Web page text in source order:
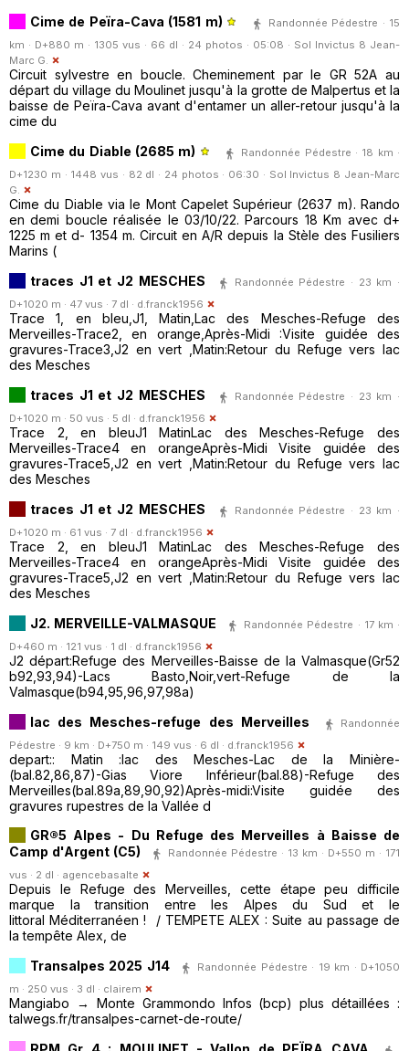
Cime de Peïra-Cava (1581 m)
Randonnée Pédestre · 15
km · D+880 m · 1305 vus · 66 dl · 24 photos · 05:08 · Sol Invictus 8 Jean-
Marc G.
Circuit sylvestre en boucle. Cheminement par le GR 52A au
départ du village du Moulinet jusqu'à la grotte de Malpertus et la
baisse de Peïra-Cava avant d'entamer un aller-retour jusqu'à la
cime du
Cime du Diable (2685 m)
Randonnée Pédestre · 18 km ·
D+1230 m · 1448 vus · 82 dl · 24 photos · 06:30 · Sol Invictus 8 Jean-Marc
G.
Cime du Diable via le Mont Capelet Supérieur (2637 m). Rando
en demi boucle réalisée le 03/10/22. Parcours 18 Km avec d+
1225 m et d- 1354 m. Circuit en A/R depuis la Stèle des Fusiliers
Marins (
traces J1 et J2 MESCHES
Randonnée Pédestre · 23 km ·
D+1020 m · 47 vus · 7 dl · d.franck1956
Trace 1, en bleu,J1, Matin,Lac des Mesches-Refuge des
Merveilles-Trace2, en orange,Après-Midi :Visite guidée des
gravures-Trace3,J2 en vert ,Matin:Retour du Refuge vers lac
des Mesches
traces J1 et J2 MESCHES
Randonnée Pédestre · 23 km ·
D+1020 m · 50 vus · 5 dl · d.franck1956
Trace 2, en bleuJ1 MatinLac des Mesches-Refuge des
Merveilles-Trace4 en orangeAprès-Midi Visite guidée des
gravures-Trace5,J2 en vert ,Matin:Retour du Refuge vers lac
des Mesches
traces J1 et J2 MESCHES
Randonnée Pédestre · 23 km ·
D+1020 m · 61 vus · 7 dl · d.franck1956
Trace 2, en bleuJ1 MatinLac des Mesches-Refuge des
Merveilles-Trace4 en orangeAprès-Midi Visite guidée des
gravures-Trace5,J2 en vert ,Matin:Retour du Refuge vers lac
des Mesches
J2. MERVEILLE-VALMASQUE
Randonnée Pédestre · 17 km ·
D+460 m · 121 vus · 1 dl · d.franck1956
J2 départ:Refuge des Merveilles-Baisse de la Valmasque(Gr52
b92,93,94)-Lacs Basto,Noir,vert-Refuge de la
Valmasque(b94,95,96,97,98a)
lac des Mesches-refuge des Merveilles
Randonnée
Pédestre · 9 km · D+750 m · 149 vus · 6 dl · d.franck1956
depart:: Matin :lac des Mesches-Lac de la Minière-
(bal.82,86,87)-Gias Viore Inférieur(bal.88)-Refuge des
Merveilles(bal.89a,89,90,92)Après-midi:Visite guidée des
gravures rupestres de la Vallée d
GR®5 Alpes - Du Refuge des Merveilles à Baisse de
Camp d'Argent (C5)
Randonnée Pédestre · 13 km · D+550 m · 171
vus · 2 dl · agencebasalte
Depuis le Refuge des Merveilles, cette étape peu difficile
marque la transition entre les Alpes du Sud et le
littoral Méditerranéen ! / TEMPETE ALEX : Suite au passage de
la tempête Alex, de
Transalpes 2025 J14
Randonnée Pédestre · 19 km · D+1050
m · 250 vus · 3 dl · clairem
Mangiabo → Monte Grammondo Infos (bcp) plus détaillées :
talwegs.fr/transalpes-carnet-de-route/